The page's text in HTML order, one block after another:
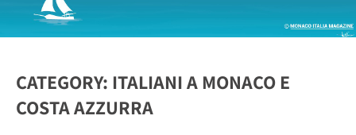
CATEGORY: ITALIANI A MONACO E
COSTA AZZURRA